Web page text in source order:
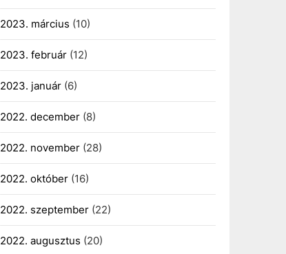
2023. március (10)
2023. február(12)
2023. január(6)
2022. december(8)
2022. november(28)
2022. október(16)
2022. szeptember(22)
2022. augusztus (20)